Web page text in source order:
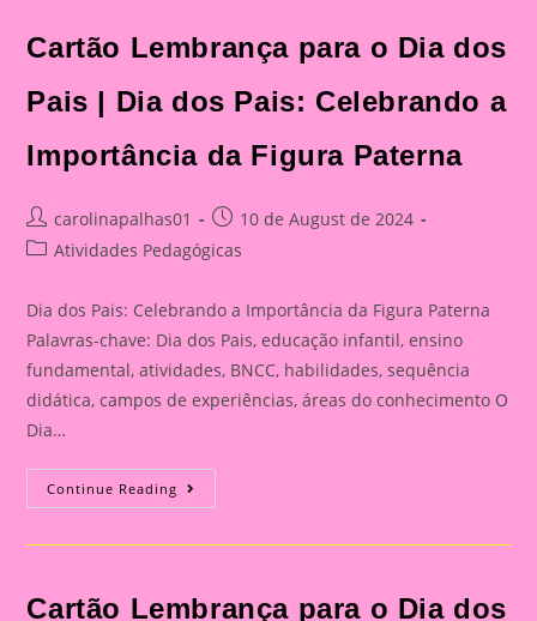
Cartão Lembrança para o Dia dos
Pais | Dia dos Pais: Celebrando a
Importância da Figura Paterna
Post
author:
carolinapalhas01
Post
published:
10 de August de 2024
PostAtividades Pedagógicas
Dia dos Pais: Celebrando a Importância da Figura Paterna
Palavras-chave: Dia dos Pais, educação infantil, ensino
fundamental, atividades, BNCC, habilidades, sequência
didática, campos de experiências, áreas do conhecimento O
Dia…
Continue Reading Cartão
Lembrança
O
|
Cartão Lembrança para o Dia dos